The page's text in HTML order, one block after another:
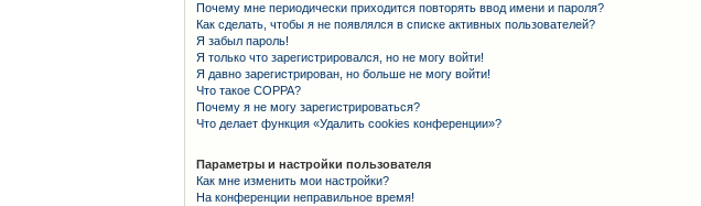
Почему мне периодически приходится повторять ввод имени и пароля?
Как сделать, чтобы я не появлялся в списке активных пользователей?
Я забыл пароль!
Я только что зарегистрировался, но не могу войти!
Я давно зарегистрирован, но больше не могу войти!
Что такое COPPA?
Почему я не могу зарегистрироваться?
Что делает функция «Удалить cookies конференции»?
Параметры и настройки пользователя
Как мне изменить мои настройки?
На конференции неправильное время!